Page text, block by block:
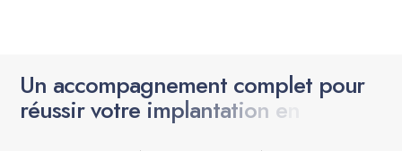
Un accompagnement complet pour
réussirvotreimplantation en As